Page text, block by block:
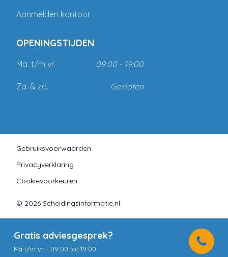
Aanmelden kantoor
OPENINGSTIJDEN
Ma. t/m vr. 09:00 - 19:00
Za. & zo. Gesloten
© 2026 Scheidingsinformatie.nl
Gebruiksvoorwaarden
Privacyverklaring
Cookievoorkeuren
Gratis adviesgesprek?
Ma t/m vr - 09:00 tot 19:00